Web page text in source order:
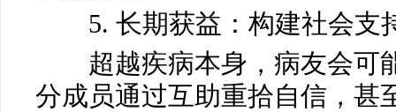
5. 长期获益：构建社会支
超越疾病本身，病友会可
分成员通过互助重拾自信，甚